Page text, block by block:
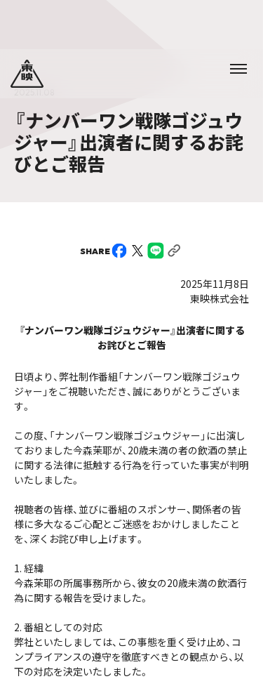
『ナンバーワン戦隊ゴジュウ
ジャー』出演者に関するお詫
びとご報告
SHARE
2025年11月8日
東映株式会社
『ナンバーワン戦隊ゴジュウジャー』出演者に関する
お詫びとご報告
日頃より、弊社制作番組「ナンバーワン戦隊ゴジュウ
ジャー」をご視聴いただき、誠にありがとうございま
す。
この度、「ナンバーワン戦隊ゴジュウジャー」に出演し
ておりました今森茉耶が、20歳未満の者の飲酒の禁止
に関する法律に抵触する行為を行っていた事実が判明
いたしました。
視聴者の皆様、並びに番組のスポンサー、関係者の皆
様に多大なるご心配とご迷惑をおかけしましたこと
を、深くお詫び申し上げます。
1. 経緯
今森茉耶の所属事務所から、彼女の20歳未満の飲酒行
為に関する報告を受けました。
2. 番組としての対応
弊社といたしましては、この事態を重く受け止め、コ
ンプライアンスの遵守を徹底すべきとの観点から、以
下の対応を決定いたしました。